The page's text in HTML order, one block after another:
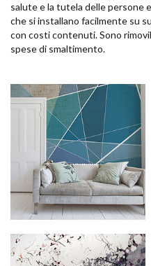
salute e la tutela delle persone
che si installano facilmente su
con costi contenuti. Sono
spese di smaltimento.